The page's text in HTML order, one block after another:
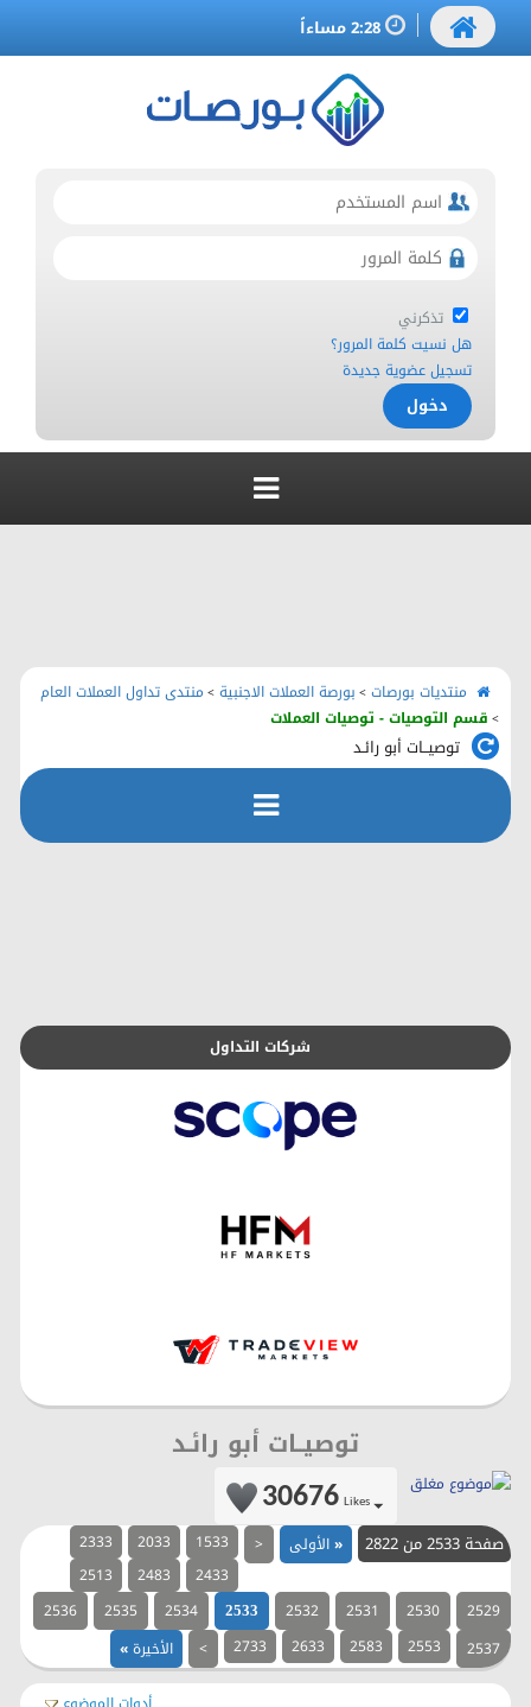
تذكرني
هل نسيت كلمة المرور؟
تسجيل عضوية جديدة
الرئيسية
منتديات بورصات > بورصة العملات الاجنبية > منتدى تداول العملات العام
> قسم التوصيات - توصيات العملات
توصيــات أبو رائـد
شركات التداول
توصيــات أبو رائـد
30676 Likes
صفحة 2533 من 2822 «الأولى <
1533
2033
2333
2433
2483
2513
2529
2530
2531
2532
2533
2534
2535
2536
2537
2553
2583
2633
2733
> الأخيرة»